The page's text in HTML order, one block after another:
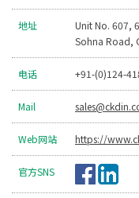
地址
Unit No. 607,
Sohna Road,
电话 +91-(0)124-
Mail
Web网站 https://
官方SNS